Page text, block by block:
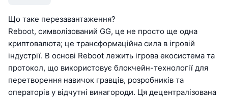
Що таке перезавантаження?
Reboot, символізований GG, це не просто ще одна
криптовалюта; це трансформаційна сила в ігровій
індустрії. В основі Reboot лежить ігрова екосистема та
протокол, що використовує блокчейн-технології для
перетворення навичок гравців, розробників та
операторів у відчутні винагороди. Ця децентралізована